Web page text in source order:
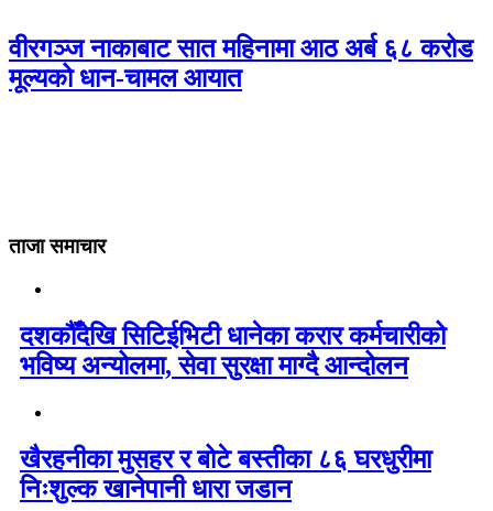
वीरगञ्ज नाकाबाट सात महिनामा आठ अर्ब ६८ करोड
मूल्यको धान-चामल आयात
ताजा समाचार
दशकौँदेखि सिटिईभिटी धानेका करार कर्मचारीको
भविष्य अन्योलमा, सेवा सुरक्षा माग्दै आन्दोलन
खैरहनीका मुसहर र बोटे बस्तीका ८६ घरधुरीमा
निःशुल्क खानेपानी धारा जडान